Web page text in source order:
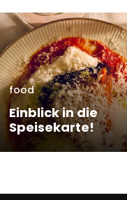
food
Einblick in die
Speisekarte!